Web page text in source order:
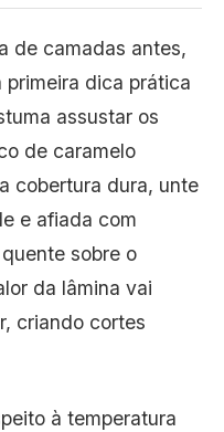
de camadas antes,
primeira dica prática
assustar os
de caramelo
cobertura dura, unte
e afiada com
sobre o
da lâmina vai
criando cortes
à temperatura